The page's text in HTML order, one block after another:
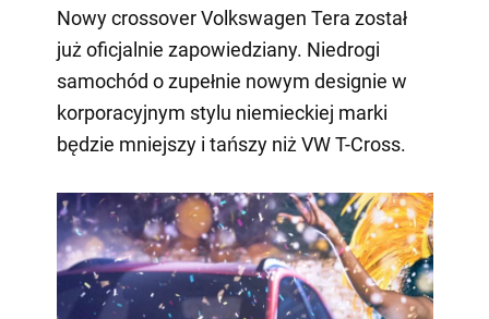
Nowy crossover Volkswagen Tera został
już oficjalnie zapowiedziany. Niedrogi
samochód o zupełnie nowym designie w
korporacyjnym stylu niemieckiej marki
będzie mniejszy i tańszy niż VW T-Cross.